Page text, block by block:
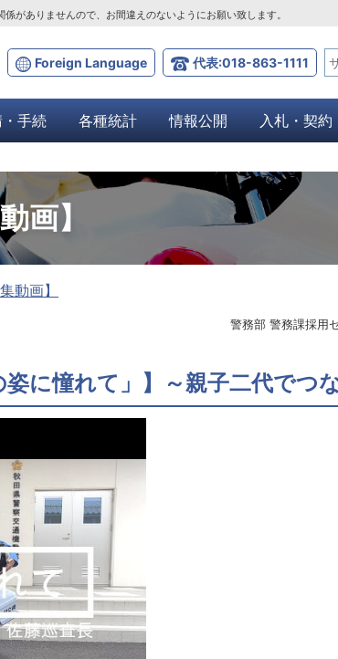
Foreign Language 代表:018-863-1111
がありませんので、お間違えのないようにお願い致します。
手続 各種統計 情報公開 入札・契約
画】
動画】
警務部 警務課採用
に憧れて」】～親子二代でつ